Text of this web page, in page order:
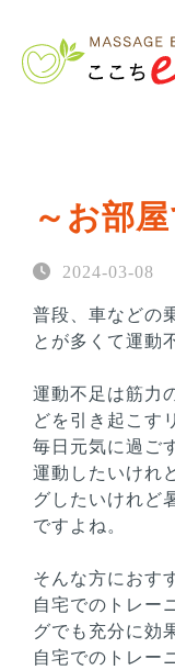
～お部
2024-03-08
普段、車などの
とが多くて運動
運動不足は筋力
どを引き起こす
毎日元気に過ご
運動したいけれ
グしたいけれど
ですよね。
そんな方におす
自宅でのトレー
グでも充分に効
自宅でのトレー